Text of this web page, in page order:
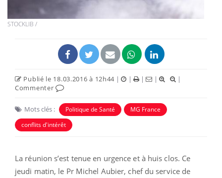
STOCKLIB /
Publié le 18.03.2016 à 12h44 | | | |
|
Commenter
Mots clés : Politique de Santé
MG France
conflits d'intérêt
La réunion s’est tenue en urgence et à huis clos. Ce
jeudi matin, le Pr Michel Aubier, chef du service de